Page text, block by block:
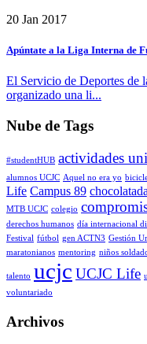
20 Jan 2017
Apúntate a la Liga Interna de
El Servicio de Deportes de
organizado una li...
Nube de Tags
#studentHUB actividades
alumnos UCJC Aquel no era yo
Life Campus 89 chocolatada
MTB UCJC colegio
derechos humanos día internacional
Festival fútbol gen ACTN3 Gestión
maratonianos mentoring niños
talento ucjc UCJC Life
voluntariado
Archivos